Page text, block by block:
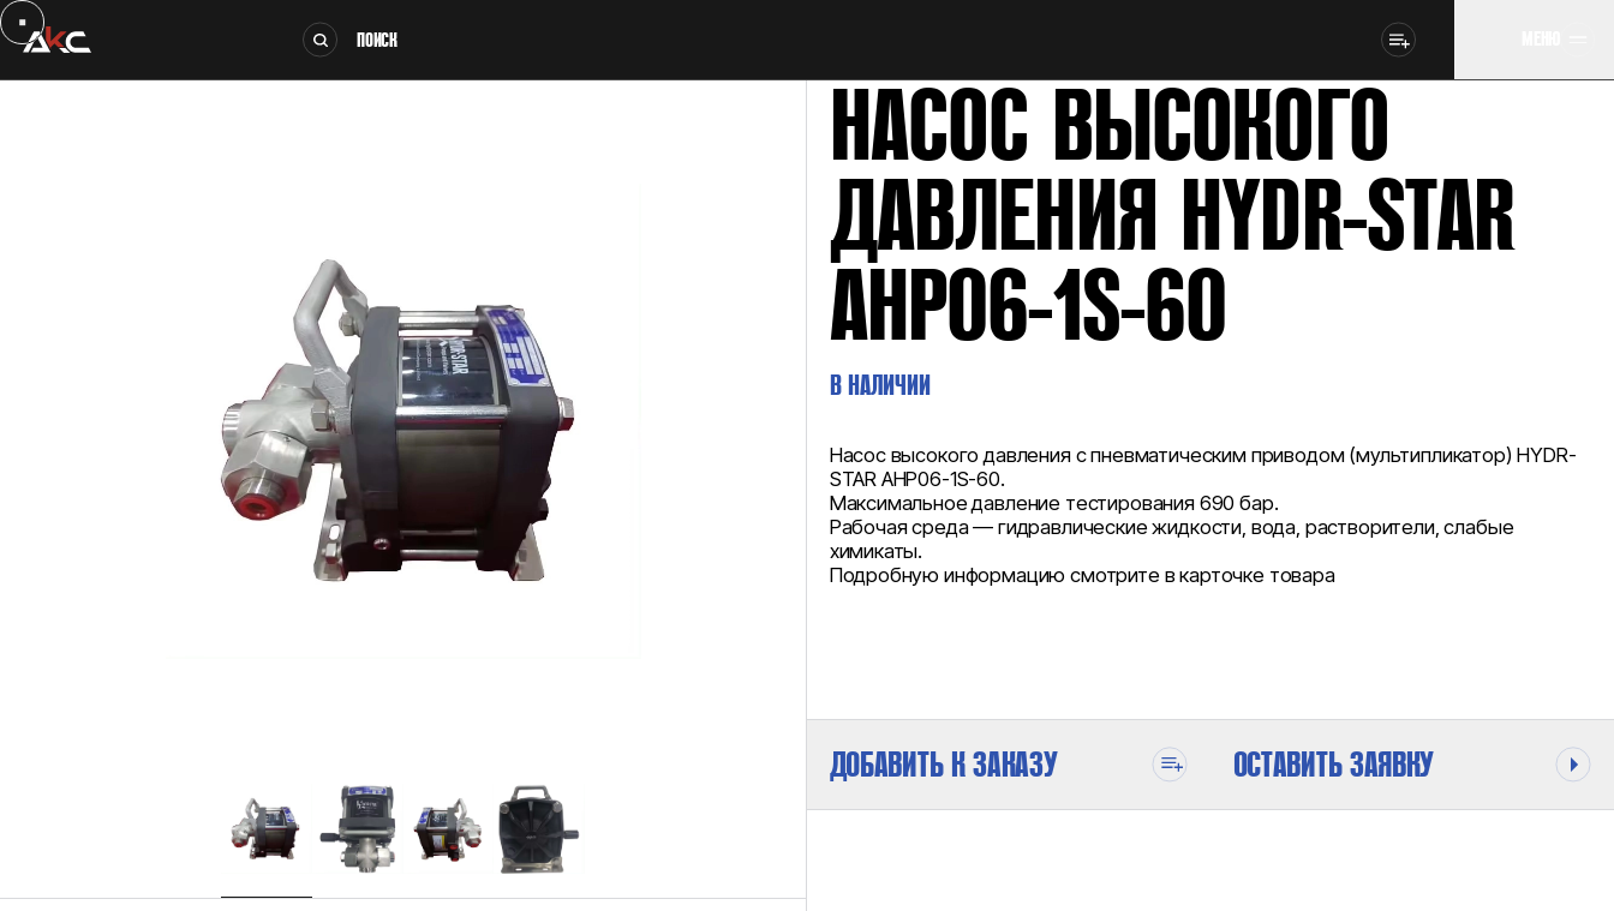
НАСОС ВЫСОКОГО
ДАВЛЕНИЯ HYDR-STAR
AHP06-1S-60
В НАЛИЧИИ
Насос высокого давления с пневматическим приводом (мультипликатор) HYDR-
STAR AHP06-1S-60.
Максимальное давление тестирования 690 бар.
Рабочая среда — гидравлические жидкости, вода, растворители, слабые
химикаты.
Подробную информацию смотрите в карточке товара
ДОБАВИТЬ К ЗАКАЗУ ОСТАВИТЬ ЗАЯВКУ